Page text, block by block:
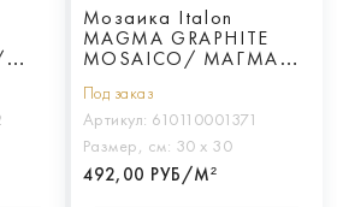
Мозаика Italon
MAGMA GRAPHITE
MOSAICO/ МАГМА
Под заказ
Артикул: 610110001371
Размер, см: 30 х 30
492,00 РУБ/М²